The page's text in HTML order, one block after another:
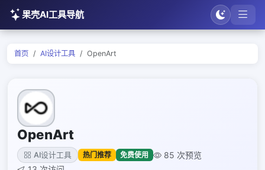
果壳AI工具导航
首页 AI设计工具 OpenArt
OpenArt
AI设计工具 热门推荐 免费使用
85 次预览